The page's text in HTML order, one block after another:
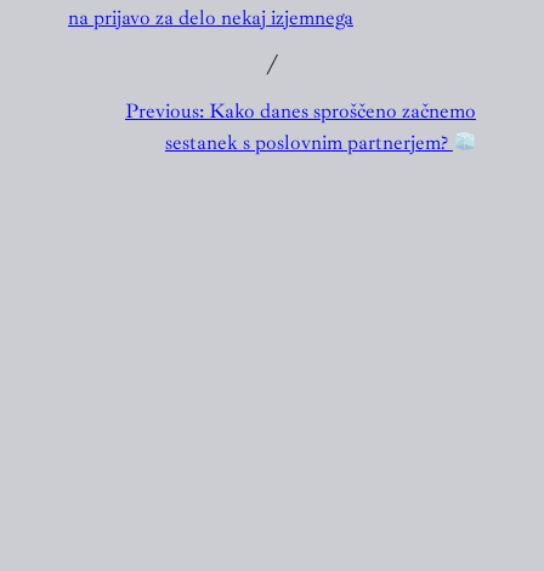
na prijavo za delo nekaj izjemnega
╱
Previous: Kako danes sproščeno začnemo
sestanek s poslovnim partnerjem?